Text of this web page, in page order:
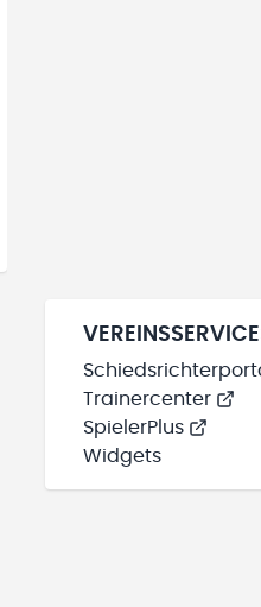
Trainercenter
SpielerPlus
Widgets